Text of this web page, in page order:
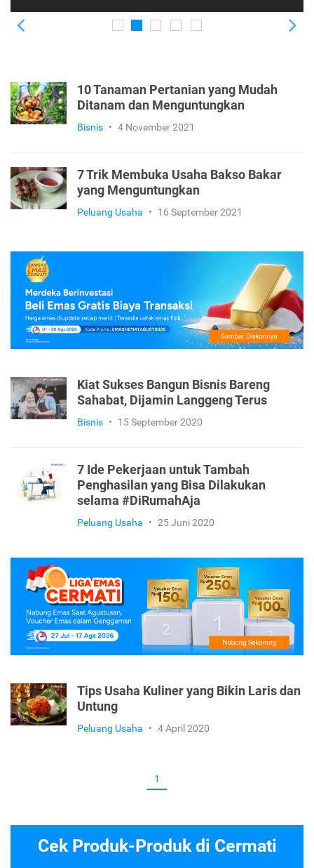
10 Tanaman Pertanian yang Mudah
Ditanam dan Menguntungkan
Bisnis • 4 November 2021
7 Trik Membuka Usaha Bakso Bakar
yang Menguntungkan
Peluang Usaha • 16 September 2021
Kiat Sukses Bangun Bisnis Bareng
Sahabat, Dijamin Langgeng Terus
Bisnis • 15 September 2020
7 Ide Pekerjaan untuk Tambah
Penghasilan yang Bisa Dilakukan
selama #DiRumahAja
Peluang Usaha • 25 Juni 2020
Tips Usaha Kuliner yang Bikin Laris dan
Untung
Peluang Usaha • 4 April 2020
1
Cek Produk-Produk di Cermati